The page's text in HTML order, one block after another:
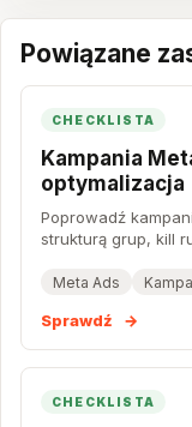
Powiązane
CHECKLISTA
Kampania
optymalizacja
Poprowadź
strukturą grup, kill
Meta Ads
Sprawdź →
CHECKLISTA